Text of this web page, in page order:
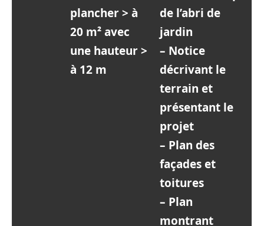
plancher > à
20 m² avec
une hauteur >
à 12 m
de l’abri de
jardin
– Notice
décrivant le
terrain et
présentant le
projet
– Plan des
façades et
toitures
– Plan
montrant